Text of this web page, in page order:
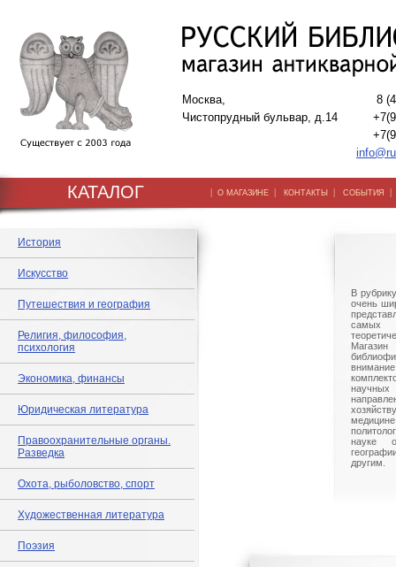
Москва,
Чистопрудный бульвар, д.14
8
КАТАЛОГ | О МАГАЗИНЕ | КОНТАКТЫ | СОБЫТИЯ
История
Искусство
Путешествия и география
Религия, философия,
психология
Экономика, финансы
Юридическая литература
Правоохранительные органы.
Разведка
Охота, рыболовство, спорт
Художественная литература
Поэзия
В
очень
самых
Магазин
науке
другим.